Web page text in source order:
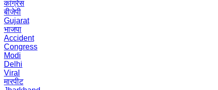
कांग्रेस
बीजेपी
Gujarat
भाजपा
Accident
Congress
Modi
Delhi
Viral
मारपीट